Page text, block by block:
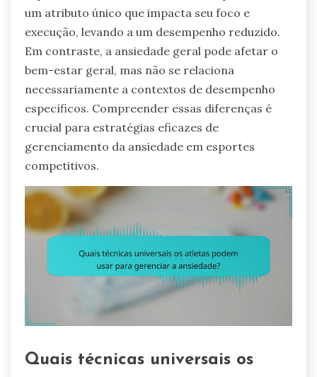
um atributo único que impacta seu foco e
execução, levando a um desempenho reduzido.
Em contraste, a ansiedade geral pode afetar o
bem-estar geral, mas não se relaciona
necessariamente a contextos de desempenho
específicos. Compreender essas diferenças é
crucial para estratégias eficazes de
gerenciamento da ansiedade em esportes
competitivos.
Quais técnicas universais os